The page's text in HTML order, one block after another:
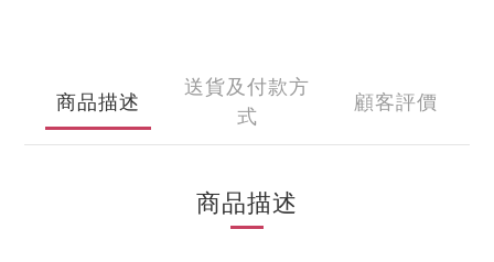
商品描述
送貨及付款方
式
顧客評價
商品描述